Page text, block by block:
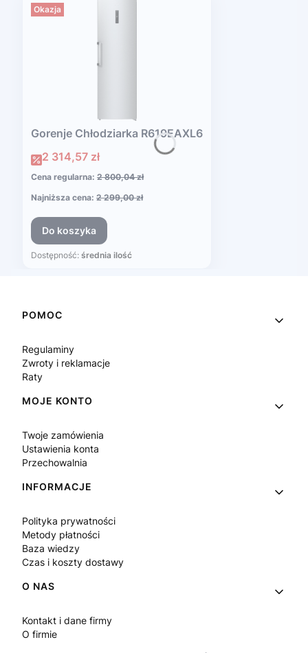
Okazja
Gorenje Chłodziarka R619EAXL6
Cena promocyjna
2 314,57 zł
Cena regularna: 2 800,04 zł
Najniższa cena: 2 299,00 zł
Do koszyka
Dostępność: średnia ilość
Linki w stopce
POMOC
Regulaminy
Zwroty i reklamacje
Raty
MOJE KONTO
Twoje zamówienia
Ustawienia konta
Przechowalnia
INFORMACJE
Polityka prywatności
Metody płatności
Baza wiedzy
Czas i koszty dostawy
O NAS
Kontakt i dane firmy
O firmie